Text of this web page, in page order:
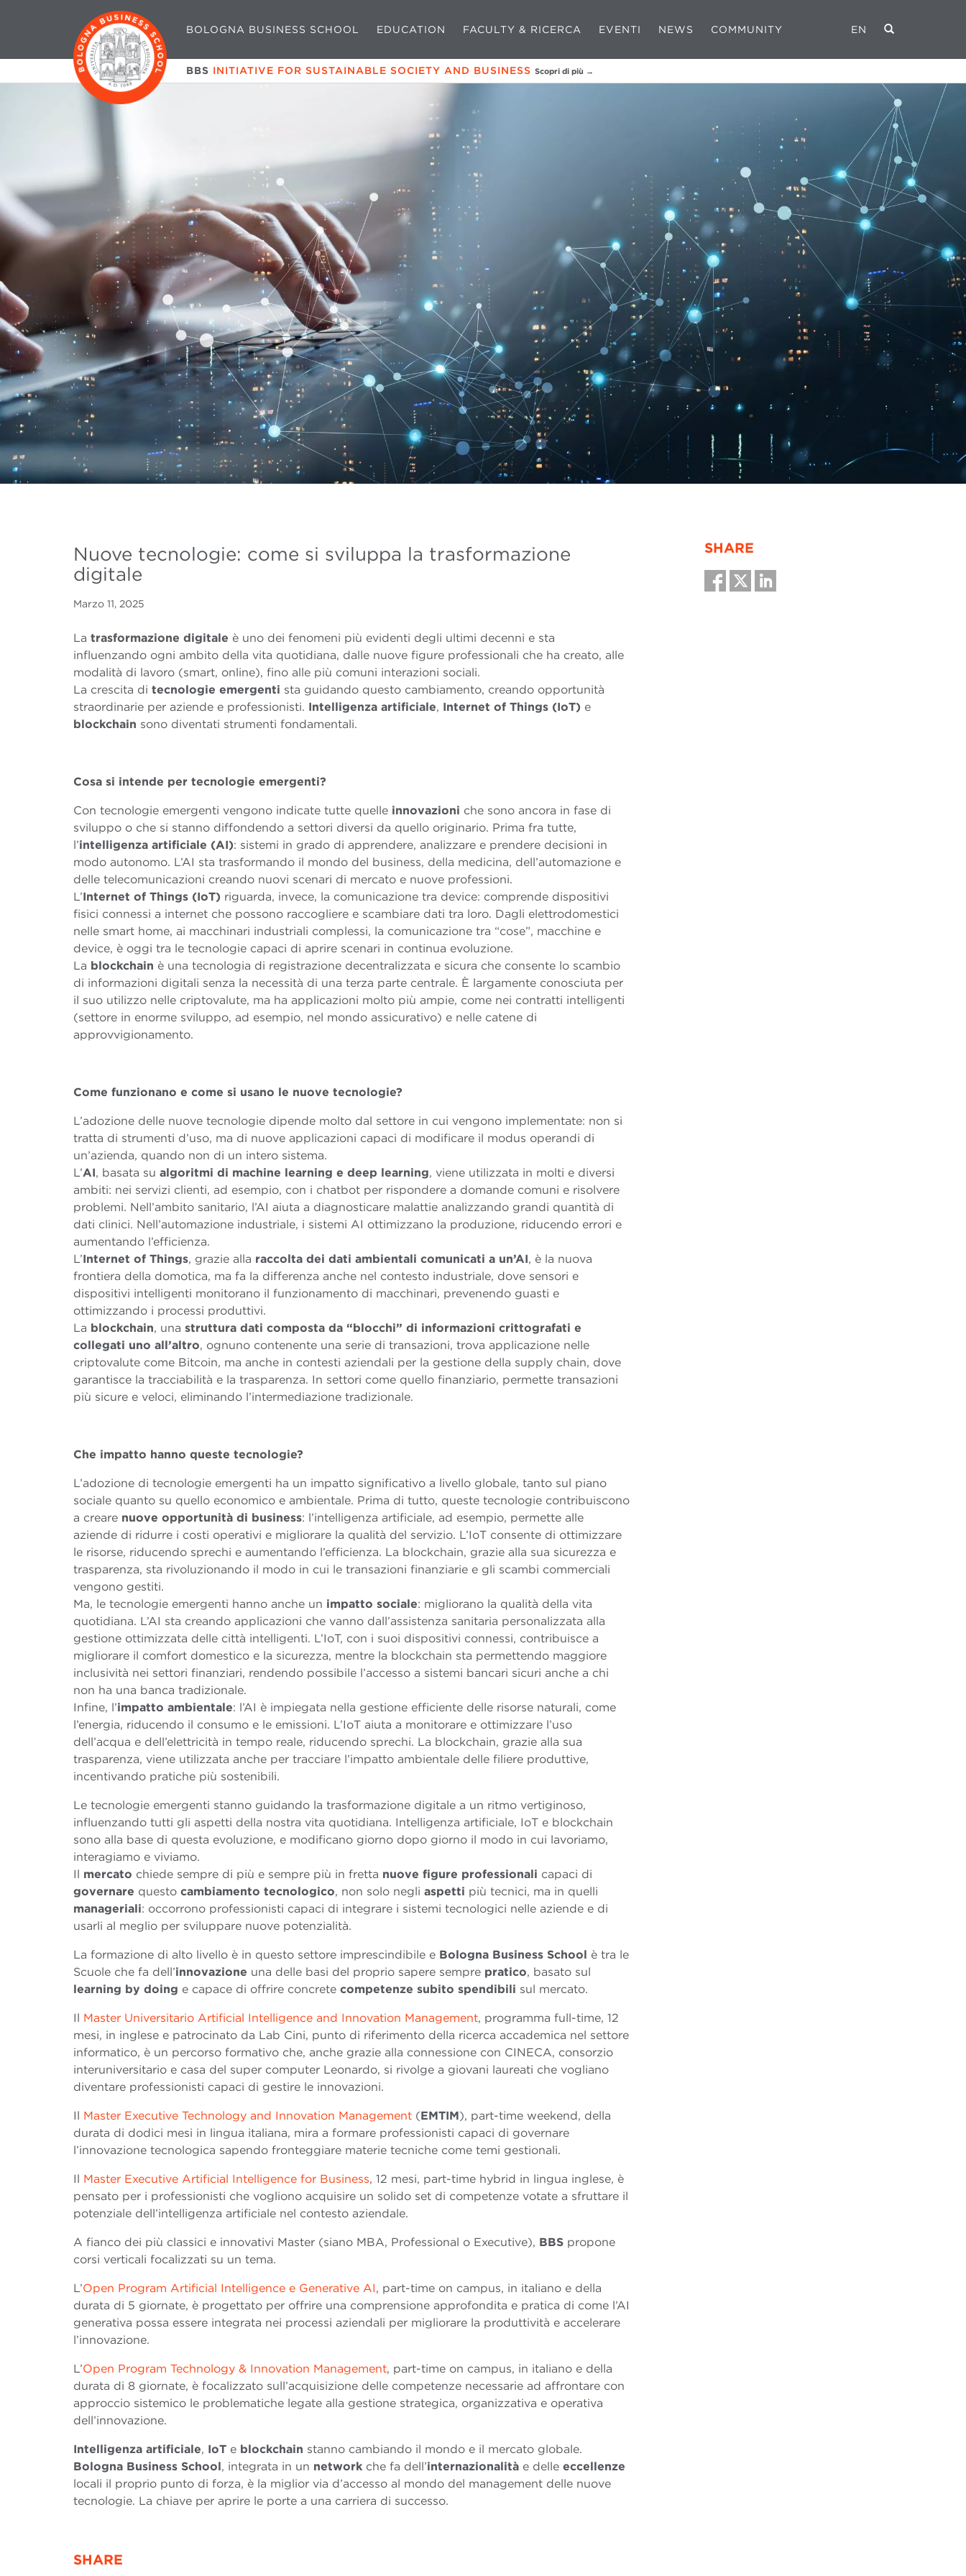
BOLOGNA BUSINESS SCHOOL EDUCATION FACULTY & RICERCA EVENTI NEWS COMMUNITY EN
BBS INITIATIVE FOR SUSTAINABLE SOCIETY AND BUSINESS Scopri di più →
Nuove tecnologie: come si sviluppa la trasformazione
digitale
Marzo 11, 2025
La trasformazione digitale è uno dei fenomeni più evidenti degli ultimi decenni e sta
influenzando ogni ambito della vita quotidiana, dalle nuove figure professionali che ha creato, alle
modalità di lavoro (smart, online), fino alle più comuni interazioni sociali.
La crescita di tecnologie emergenti sta guidando questo cambiamento, creando opportunità
straordinarie per aziende e professionisti. Intelligenza artificiale, Internet of Things (IoT) e
blockchain sono diventati strumenti fondamentali.
Cosa si intende per tecnologie emergenti?
Con tecnologie emergenti vengono indicate tutte quelle innovazioni che sono ancora in fase di
sviluppo o che si stanno diffondendo a settori diversi da quello originario. Prima fra tutte,
l’intelligenza artificiale (AI): sistemi in grado di apprendere, analizzare e prendere decisioni in
modo autonomo. L’AI sta trasformando il mondo del business, della medicina, dell’automazione e
delle telecomunicazioni creando nuovi scenari di mercato e nuove professioni.
L’Internet of Things (IoT) riguarda, invece, la comunicazione tra device: comprende dispositivi
fisici connessi a internet che possono raccogliere e scambiare dati tra loro. Dagli elettrodomestici
nelle smart home, ai macchinari industriali complessi, la comunicazione tra “cose”, macchine e
device, è oggi tra le tecnologie capaci di aprire scenari in continua evoluzione.
La blockchain è una tecnologia di registrazione decentralizzata e sicura che consente lo scambio
di informazioni digitali senza la necessità di una terza parte centrale. È largamente conosciuta per
il suo utilizzo nelle criptovalute, ma ha applicazioni molto più ampie, come nei contratti intelligenti
(settore in enorme sviluppo, ad esempio, nel mondo assicurativo) e nelle catene di
approvvigionamento.
Come funzionano e come si usano le nuove tecnologie?
L’adozione delle nuove tecnologie dipende molto dal settore in cui vengono implementate: non si
tratta di strumenti d’uso, ma di nuove applicazioni capaci di modificare il modus operandi di
un’azienda, quando non di un intero sistema.
L’AI, basata su algoritmi di machine learning e deep learning, viene utilizzata in molti e diversi
ambiti: nei servizi clienti, ad esempio, con i chatbot per rispondere a domande comuni e risolvere
problemi. Nell’ambito sanitario, l’AI aiuta a diagnosticare malattie analizzando grandi quantità di
dati clinici. Nell’automazione industriale, i sistemi AI ottimizzano la produzione, riducendo errori e
aumentando l’efficienza.
L’Internet of Things, grazie alla raccolta dei dati ambientali comunicati a un’AI, è la nuova
frontiera della domotica, ma fa la differenza anche nel contesto industriale, dove sensori e
dispositivi intelligenti monitorano il funzionamento di macchinari, prevenendo guasti e
ottimizzando i processi produttivi.
La blockchain, una struttura dati composta da “blocchi” di informazioni crittografati e
collegati uno all’altro, ognuno contenente una serie di transazioni, trova applicazione nelle
criptovalute come Bitcoin, ma anche in contesti aziendali per la gestione della supply chain, dove
garantisce la tracciabilità e la trasparenza. In settori come quello finanziario, permette transazioni
più sicure e veloci, eliminando l’intermediazione tradizionale.
Che impatto hanno queste tecnologie?
L’adozione di tecnologie emergenti ha un impatto significativo a livello globale, tanto sul piano
sociale quanto su quello economico e ambientale. Prima di tutto, queste tecnologie contribuiscono
a creare nuove opportunità di business: l’intelligenza artificiale, ad esempio, permette alle
aziende di ridurre i costi operativi e migliorare la qualità del servizio. L’IoT consente di ottimizzare
le risorse, riducendo sprechi e aumentando l’efficienza. La blockchain, grazie alla sua sicurezza e
trasparenza, sta rivoluzionando il modo in cui le transazioni finanziarie e gli scambi commerciali
vengono gestiti.
Ma, le tecnologie emergenti hanno anche un impatto sociale: migliorano la qualità della vita
quotidiana. L’AI sta creando applicazioni che vanno dall’assistenza sanitaria personalizzata alla
gestione ottimizzata delle città intelligenti. L’IoT, con i suoi dispositivi connessi, contribuisce a
migliorare il comfort domestico e la sicurezza, mentre la blockchain sta permettendo maggiore
inclusività nei settori finanziari, rendendo possibile l’accesso a sistemi bancari sicuri anche a chi
non ha una banca tradizionale.
Infine, l’impatto ambientale: l’AI è impiegata nella gestione efficiente delle risorse naturali, come
l’energia, riducendo il consumo e le emissioni. L’IoT aiuta a monitorare e ottimizzare l’uso
dell’acqua e dell’elettricità in tempo reale, riducendo sprechi. La blockchain, grazie alla sua
trasparenza, viene utilizzata anche per tracciare l’impatto ambientale delle filiere produttive,
incentivando pratiche più sostenibili.
Le tecnologie emergenti stanno guidando la trasformazione digitale a un ritmo vertiginoso,
influenzando tutti gli aspetti della nostra vita quotidiana. Intelligenza artificiale, IoT e blockchain
sono alla base di questa evoluzione, e modificano giorno dopo giorno il modo in cui lavoriamo,
interagiamo e viviamo.
Il mercato chiede sempre di più e sempre più in fretta nuove figure professionali capaci di
governare questo cambiamento tecnologico, non solo negli aspetti più tecnici, ma in quelli
manageriali: occorrono professionisti capaci di integrare i sistemi tecnologici nelle aziende e di
usarli al meglio per sviluppare nuove potenzialità.
La formazione di alto livello è in questo settore imprescindibile e Bologna Business School è tra le
Scuole che fa dell’innovazione una delle basi del proprio sapere sempre pratico, basato sul
learning by doing e capace di offrire concrete competenze subito spendibili sul mercato.
Il Master Universitario Artificial Intelligence and Innovation Management, programma full-time, 12
mesi, in inglese e patrocinato da Lab Cini, punto di riferimento della ricerca accademica nel settore
informatico, è un percorso formativo che, anche grazie alla connessione con CINECA, consorzio
interuniversitario e casa del super computer Leonardo, si rivolge a giovani laureati che vogliano
diventare professionisti capaci di gestire le innovazioni.
Il Master Executive Technology and Innovation Management (EMTIM), part-time weekend, della
durata di dodici mesi in lingua italiana, mira a formare professionisti capaci di governare
l’innovazione tecnologica sapendo fronteggiare materie tecniche come temi gestionali.
Il Master Executive Artificial Intelligence for Business, 12 mesi, part-time hybrid in lingua inglese, è
pensato per i professionisti che vogliono acquisire un solido set di competenze votate a sfruttare il
potenziale dell’intelligenza artificiale nel contesto aziendale.
A fianco dei più classici e innovativi Master (siano MBA, Professional o Executive), BBS propone
corsi verticali focalizzati su un tema.
L’Open Program Artificial Intelligence e Generative AI, part-time on campus, in italiano e della
durata di 5 giornate, è progettato per offrire una comprensione approfondita e pratica di come l’AI
generativa possa essere integrata nei processi aziendali per migliorare la produttività e accelerare
l’innovazione.
L’Open Program Technology & Innovation Management, part-time on campus, in italiano e della
durata di 8 giornate, è focalizzato sull’acquisizione delle competenze necessarie ad affrontare con
approccio sistemico le problematiche legate alla gestione strategica, organizzativa e operativa
dell’innovazione.
Intelligenza artificiale, IoT e blockchain stanno cambiando il mondo e il mercato globale.
Bologna Business School, integrata in un network che fa dell’internazionalità e delle eccellenze
locali il proprio punto di forza, è la miglior via d’accesso al mondo del management delle nuove
tecnologie. La chiave per aprire le porte a una carriera di successo.
SHARE
SHARE